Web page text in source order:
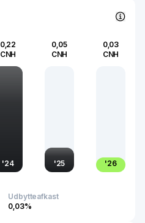
0,22
CNH
'24
0,05
CNH
'25
0,03
CNH
'26
Udbytteafkast
0,03%